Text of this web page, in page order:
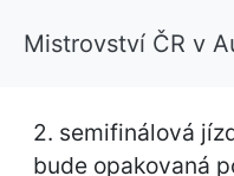
Mistrovství ČR v
2. semifinálová
bude opakovaná